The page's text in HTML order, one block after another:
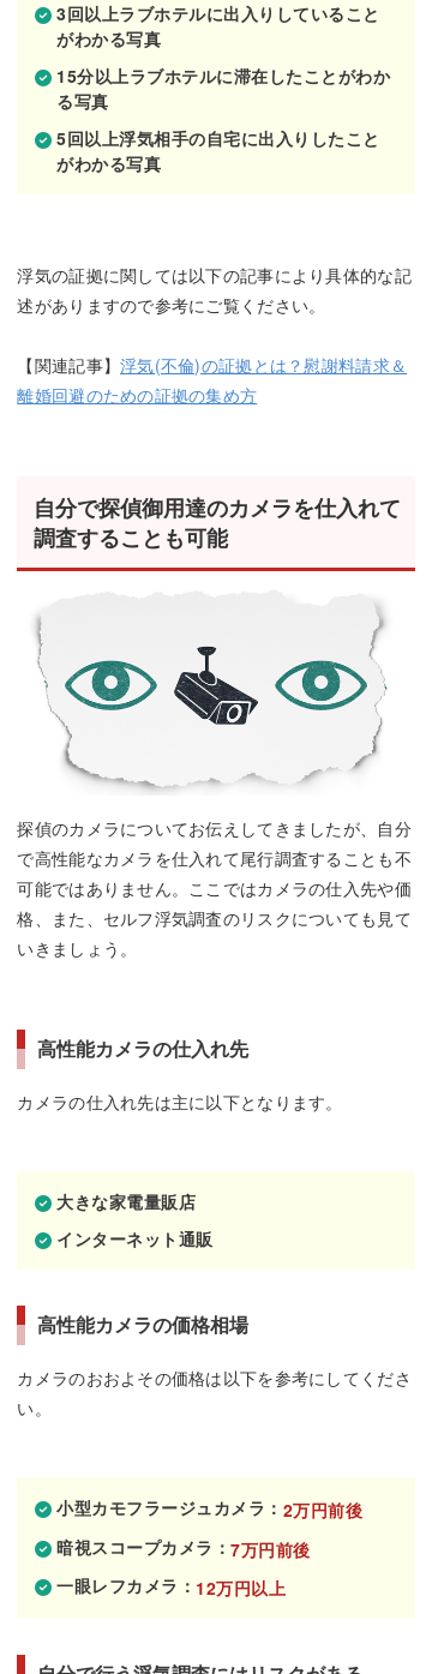
3回以上ラブホテルに出入りしていること
がわかる写真
15分以上ラブホテルに滞在したことがわか
る写真
5回以上浮気相手の自宅に出入りしたこと
がわかる写真
浮気の証拠に関しては以下の記事により具体的な記
述がありますので参考にご覧ください。
【関連記事】浮気(不倫)の証拠とは？慰謝料請求＆
離婚回避のための証拠の集め方
自分で探偵御用達のカメラを仕入れて
調査することも可能
探偵のカメラについてお伝えしてきましたが、自分
で高性能なカメラを仕入れて尾行調査することも不
可能ではありません。ここではカメラの仕入先や価
格、また、セルフ浮気調査のリスクについても見て
いきましょう。
高性能カメラの仕入れ先
カメラの仕入れ先は主に以下となります。
大きな家電量販店
インターネット通販
高性能カメラの価格相場
カメラのおおよその価格は以下を参考にしてくださ
い。
小型カモフラージュカメラ： 2万円前後
暗視スコープカメラ：7万円前後
一眼レフカメラ： 12万円以上